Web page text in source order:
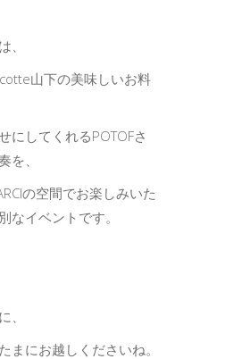
、
山下の美味しいお料
にしてくれるPOTOFさ
を、
の空間でお楽しみいた
なイベントです。
、
まにお越しくださいね。